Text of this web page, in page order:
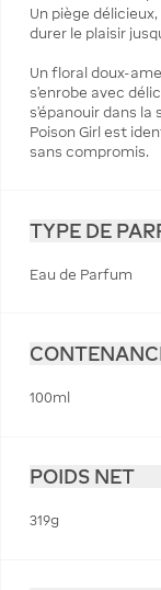
Un piège
durer le plaisir
Un floral doux-
s'enrobe avec
s'épanouir dans la
Poison Girl est
sans compromis.
TYPE DE
Eau de Parfum
100ml
POIDS NET
319g